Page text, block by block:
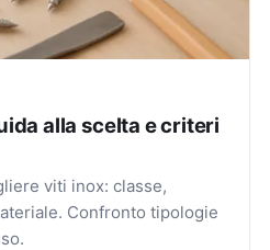
alla scelta e criteri
viti inox: classe,
Confronto tipologie